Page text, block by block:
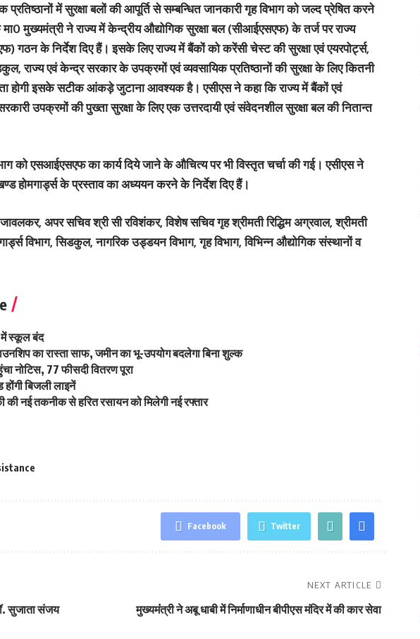
में सुरक्षा बलों की आपूर्ति से सम्बन्धित जानकारी गृह विभाग को जल्द प्रेषित करने
मा0 मुख्यमंत्री ने राज्य में केन्द्रीय औद्योगिक सुरक्षा बल (सीआईएसएफ) के तर्ज पर राज्य
गठन के निर्देश दिए हैं। इसके लिए राज्य में बैंकों को करेंसी चेस्ट की सुरक्षा एवं एयरपोर्ट्स,
राज्य एवं केन्द्र सरकार के उपक्रमों एवं व्यवसायिक प्रतिष्ठानों की सुरक्षा के लिए कितनी
होगी इसके सटीक आंकड़े जुटाना आवश्यक है। एसीएस ने कहा कि राज्य में बैंकों एवं
उपक्रमों की पुख्ता सुरक्षा के लिए एक उत्तरदायी एवं संवेदनशील सुरक्षा बल की नितान्त
को एसआईएसएफ का कार्य दिये जाने के औचित्य पर भी विस्तृत चर्चा की गई। एसीएस ने
होमगार्ड्स के प्रस्ताव का अध्ययन करने के निर्देश दिए हैं।
अपर सचिव श्री सी रविशंकर, विशेष सचिव गृह श्रीमती रिद्धिम अग्रवाल, श्रीमती
विभाग, सिडकुल, नागरिक उड्डयन विभाग, गृह विभाग, विभिन्न औद्योगिक संस्थानों व
में स्कूल बंद
का रास्ता साफ, जमीन का भू-उपयोग बदलेगा बिना शुल्क
नोटिस, 77 फीसदी वितरण पूरा
बिजली लाइनें
की नई तकनीक से हरित रसायन को मिलेगी नई रफ्तार
Facebook Twitter
सुजाता संजय
NEXT ARTICLE
मुख्‍यमंंत्री ने अबू धाबी में निर्माणाधीन बीपीएस मंदिर में की कार सेवा